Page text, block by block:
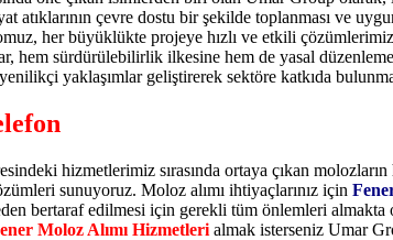
atıklarının çevre dostu bir şekilde toplanması ve
her büyüklükte projeye hızlı ve etkili
hem sürdürülebilirlik ilkesine hem de yasal
yenilikçi yaklaşımlar geliştirerek sektöre katkıda
hizmetlerimiz sırasında ortaya çıkan
sunuyoruz. Moloz alımı ihtiyaçlarınız için
bertaraf edilmesi için gerekli tüm önlemleri
Moloz Alımı Hizmetleri almak isterseniz Umar